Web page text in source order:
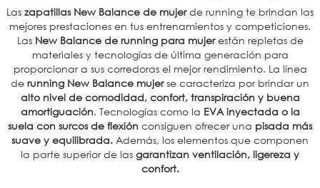
Las zapatillas New Balance de mujerde running te brindan las
mejores prestaciones en tus entrenamientos y competiciones.
LasNew Balance de running para mujerestán repletas de
materiales y tecnologías de última generación para
proporcionar a sus corredoras el mejor rendimiento. La línea
de running New Balance mujerse caracteriza por brindar un
alto nivel de comodidad, confort, transpiración y buena
amortiguación. Tecnologías como la EVA inyectada o la
suela con surcos de flexión consiguen ofrecer una pisada más
suave y equilibrada. Además, los elementos que componen
la parte superior de las garantizan ventilación, ligereza y
confort.